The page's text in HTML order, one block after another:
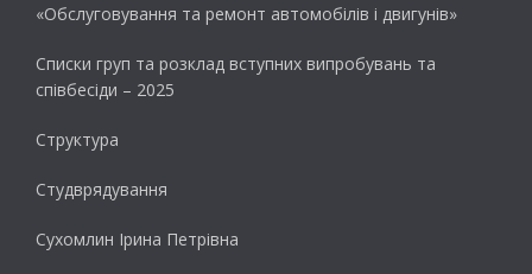
«Обслуговування та ремонт автомобілів і двигунів»
Списки груп та розклад вступних випробувань та
співбесіди – 2025
Структура
Студврядування
Сухомлин Ірина Петрівна